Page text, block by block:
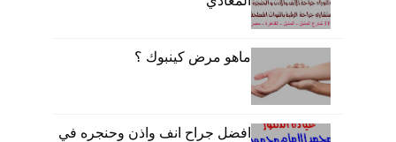
ماهو مرض كينبوك ؟
افضل جراح انف واذن وحنجره في